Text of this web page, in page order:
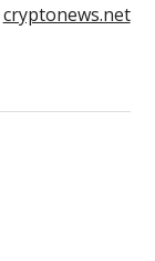
cryptonews.net